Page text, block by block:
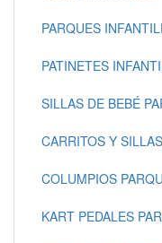
PARQUES
PATINETES
SILLAS DE BEBÉ
CARRITOS Y
COLUMPIOS
KART PEDALES